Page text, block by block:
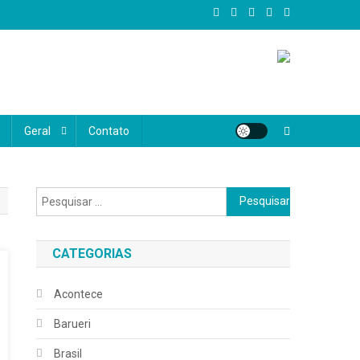
realmente importa, valorizando as histórias, vozes e desafios do
Geral Contato
Pesquisar
por:
CATEGORIAS
Acontece
Barueri
Brasil